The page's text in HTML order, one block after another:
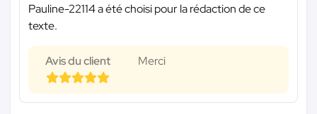
Pauline-22114 a été choisi pour la rédaction de ce
texte.
Avis du client Merci